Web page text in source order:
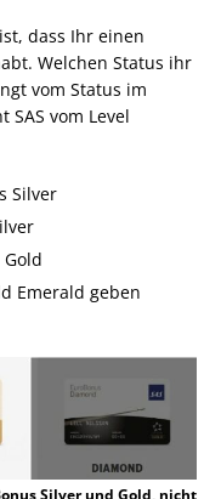
dass Ihr einen
Welchen Status ihr
vom Status im
vom Level
Silver
Emerald geben
Silver und Gold, nicht